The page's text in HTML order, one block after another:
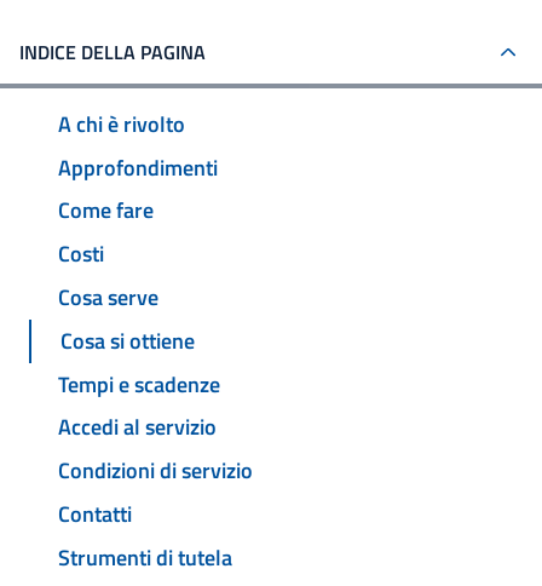
INDICE DELLA PAGINA
A chi è rivolto
Approfondimenti
Come fare
Costi
Cosa serve
Cosa si ottiene
Tempi e scadenze
Accedi al servizio
Condizioni di servizio
Contatti
Strumenti di tutela